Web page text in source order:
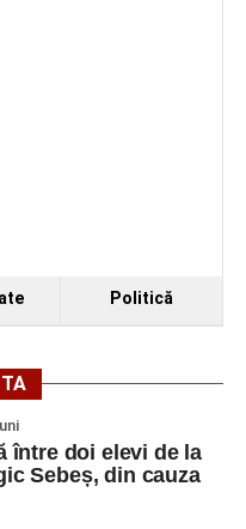
Politică
între doi elevi de la
Sebeș, din cauza